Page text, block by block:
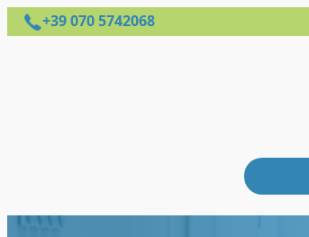
+39 070 5742068